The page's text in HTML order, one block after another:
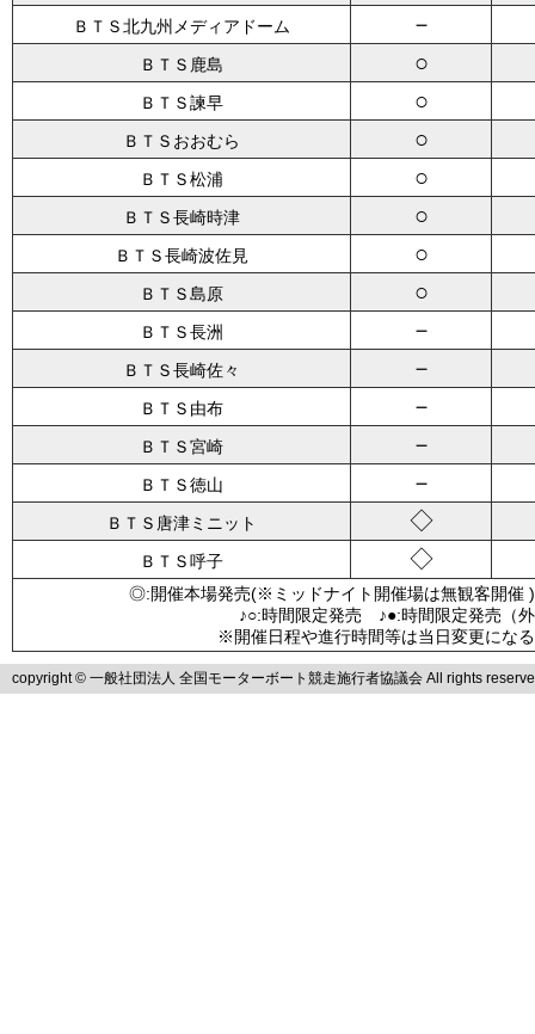
ＢＴＳ北九州メディアドーム －
ＢＴＳ鹿島 ○
ＢＴＳ諫早 ○
ＢＴＳおおむら ○
ＢＴＳ松浦 ○
ＢＴＳ長崎時津 ○
ＢＴＳ長崎波佐見 ○
ＢＴＳ島原 ○
ＢＴＳ長洲 －
ＢＴＳ長崎佐々 －
ＢＴＳ由布 －
ＢＴＳ宮崎 －
ＢＴＳ徳山 －
ＢＴＳ唐津ミニット ◇
ＢＴＳ呼子 ◇
◎:開催本場発売(※ミッドナイト開催場は無観客
♪○:時間限定発売 ♪●:時間限定発売
※開催日程や進行時間等は当日変更にな
copyright © 一般社団法人 全国モーターボート競走施行者協議会 All rights